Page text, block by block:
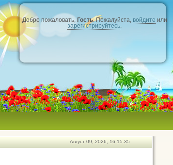
Добро пожаловать,Гость. Пожалуйста, войдите или
зарегистрируйтесь.
Август 09, 2026, 16:15:35